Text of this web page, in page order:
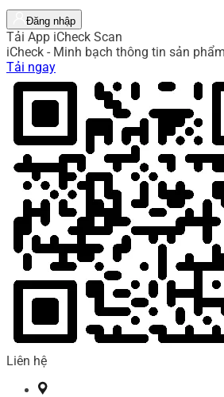
Đăng nhập
Tải App iCheck Scan
iCheck - Minh bạch thông tin sản
Tải ngay
Liên hệ